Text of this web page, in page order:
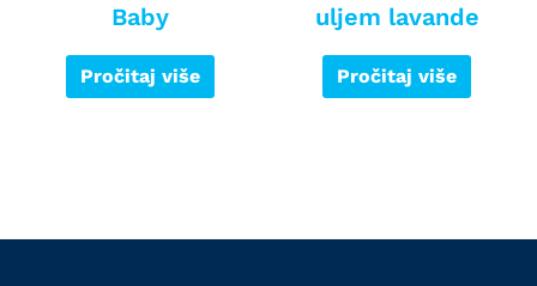
Baby
Pročitaj više
uljem lavande
Pročitaj više